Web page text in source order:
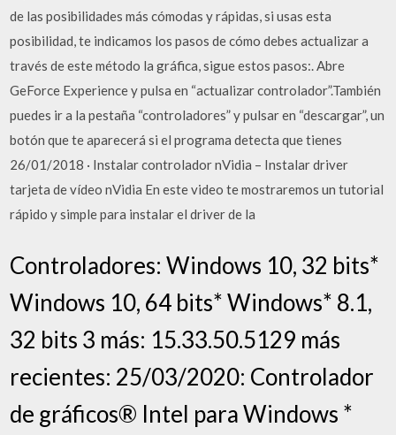
de las posibilidades más cómodas y rápidas, si usas esta
posibilidad, te indicamos los pasos de cómo debes actualizar a
través de este método la gráfica, sigue estos pasos:. Abre
GeForce Experience y pulsa en “actualizar controlador”.También
puedes ir a la pestaña “controladores” y pulsar en “descargar”, un
botón que te aparecerá si el programa detecta que tienes
26/01/2018 · Instalar controlador nVidia – Instalar driver
tarjeta de vídeo nVidia En este video te mostraremos un tutorial
rápido y simple para instalar el driver de la
Controladores: Windows 10, 32 bits*
Windows 10, 64 bits* Windows* 8.1,
32 bits 3 más: 15.33.50.5129 más
recientes: 25/03/2020: Controlador
de gráficos® Intel para Windows *